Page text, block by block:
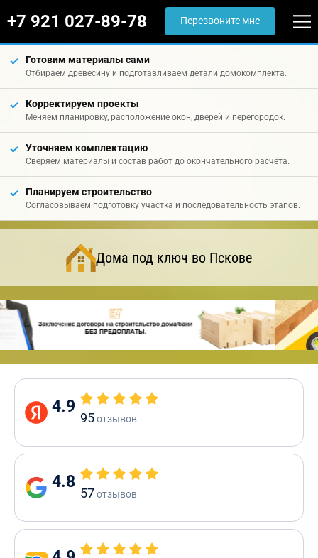
+7 921 027-89-78 Перезвоните мне
Готовим материалы сами
Отбираем древесину и подготавливаем детали домокомплекта.
Корректируем проекты
Меняем планировку, расположение окон, дверей и перегородок.
Уточняем комплектацию
Сверяем материалы и состав работ до окончательного расчёта.
Планируем строительство
Согласовываем подготовку участка и последовательность этапов.
Дома под ключ во Пскове
4.9
95отзывов
4.8
57отзывов